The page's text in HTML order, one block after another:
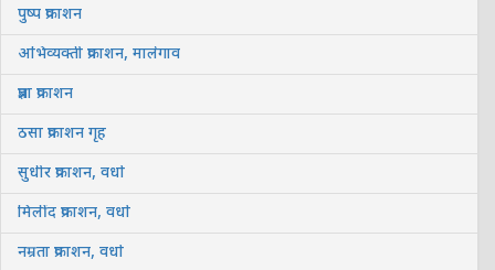
पुष्प प्रकाशन
अभिव्यक्ती प्रकाशन, मालेगाव
प्रज्ञा प्रकाशन
ठसा प्रकाशन गृह
सुधीर प्रकाशन, वर्धा
मिलींद प्रकाशन, वर्धा
नम्रता प्रकाशन, वर्धा